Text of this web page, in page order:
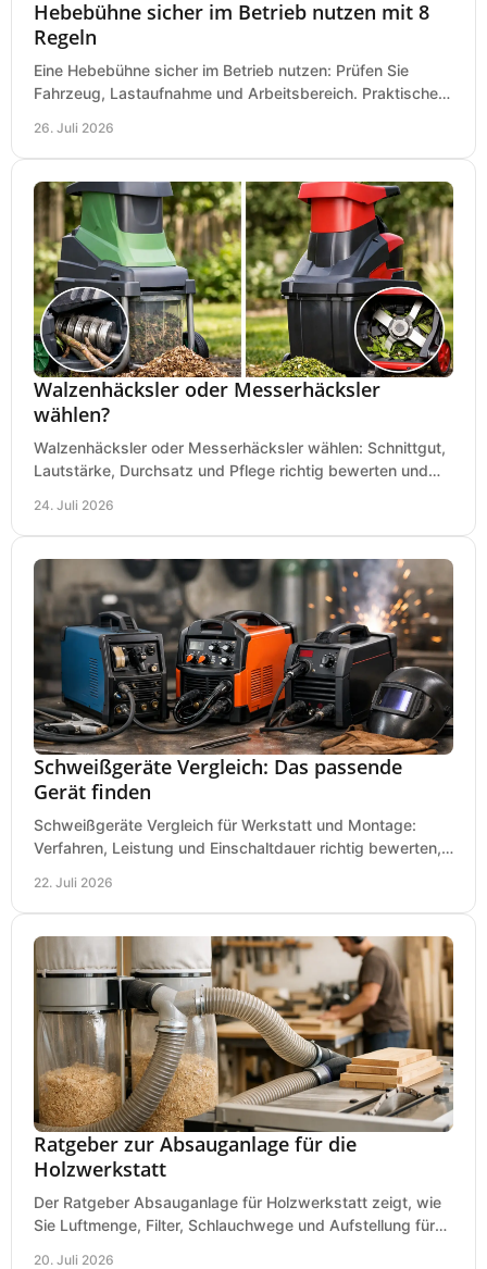
Hebebühne sicher im Betrieb nutzen mit 8
Regeln
Eine Hebebühne sicher im Betrieb nutzen: Prüfen Sie
Fahrzeug, Lastaufnahme und Arbeitsbereich. Praktische
26. Juli 2026
Walzenhäcksler oder Messerhäcksler
wählen?
Walzenhäcksler oder Messerhäcksler wählen: Schnittgut,
Lautstärke, Durchsatz und Pflege richtig bewerten und
24. Juli 2026
Schweißgeräte Vergleich: Das passende
Gerät finden
Schweißgeräte Vergleich für Werkstatt und Montage:
Verfahren, Leistung und Einschaltdauer richtig bewerten,
22. Juli 2026
Ratgeber zur Absauganlage für die
Holzwerkstatt
Der Ratgeber Absauganlage für Holzwerkstatt zeigt, wie
Sie Luftmenge, Filter, Schlauchwege und Aufstellung für
20. Juli 2026